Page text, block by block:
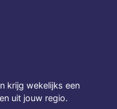
krijg wekelijks een
uit jouw regio.